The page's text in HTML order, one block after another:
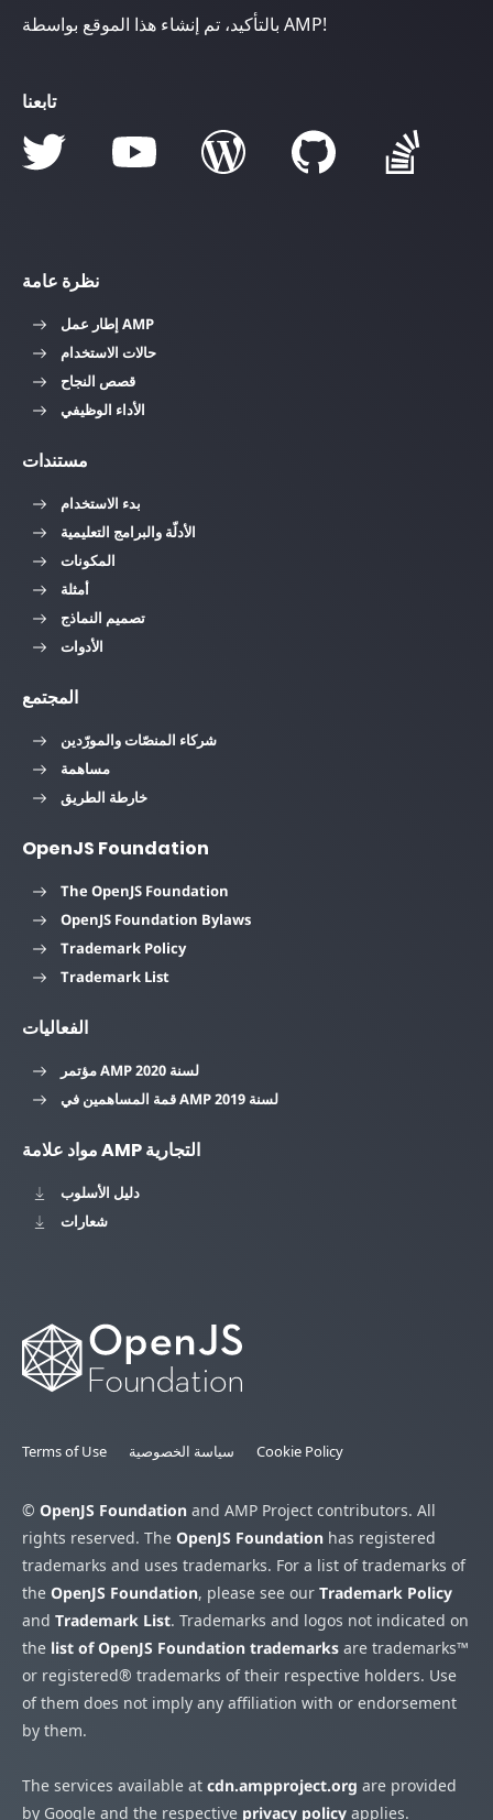
بالتأكيد، تم إنشاء هذا الموقع بواسطة AMP!
تابعنا
نظرة عامة
إطار عمل AMP
حالات الاستخدام
قصص النجاح
الأداء الوظيفي
مستندات
بدء الاستخدام
الأدلّة والبرامج التعليمية
المكونات
أمثلة
تصميم النماذج
الأدوات
المجتمع
شركاء المنصّات والمورّدين
مساهمة
خارطة الطريق
OpenJS Foundation
The OpenJS Foundation
OpenJS Foundation Bylaws
Trademark Policy
Trademark List
الفعاليات
مؤتمر AMP لسنة 2020
قمة المساهمين في AMP لسنة 2019
مواد علامة AMP التجارية
دليل الأسلوب
شعارات
Terms of Use سياسة الخصوصية Cookie Policy
© OpenJS Foundation and AMP Project contributors. All
rights reserved. The OpenJS Foundation has registered
trademarks and uses trademarks. For a list of trademarks of
the OpenJS Foundation, please see our Trademark Policy
and Trademark List. Trademarks and logos not indicated on
the list of OpenJS Foundation trademarks are trademarks™
or registered® trademarks of their respective holders. Use
of them does not imply any affiliation with or endorsement
by them.
The services available at cdn.ampproject.org are provided
by Google and the respective privacy policy applies.